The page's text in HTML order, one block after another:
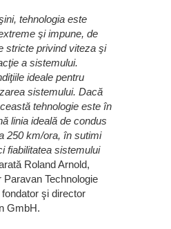
tehnologia este
şi impune, de
stricte privind viteza şi
a sistemului.
ideale pentru
sistemului. Dacă
tehnologie este în
linia ideală de condus
250 km/ora, în sutimi
fiabilitatea sistemului
Roland Arnold,
Technologie
şi director
GmbH.